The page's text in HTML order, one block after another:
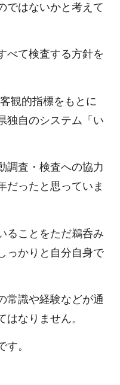
ではないかと考えて
べて検査する方針を
観的指標をもとに
独自のシステム「い
調査・検査への協力
だったと思っていま
ることをただ鵜呑み
っかりと自分自身で
常識や経験などが通
なりません。
。